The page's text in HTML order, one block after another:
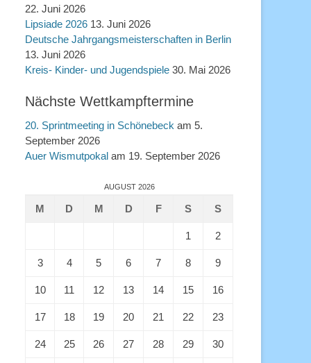
22. Juni 2026
Lipsiade 2026 13. Juni 2026
Deutsche Jahrgangsmeisterschaften in Berlin
13. Juni 2026
Kreis- Kinder- und Jugendspiele 30. Mai 2026
Nächste Wettkampftermine
20. Sprintmeeting in Schönebeck am 5.
September 2026
Auer Wismutpokal am 19. September 2026
AUGUST 2026
M D M D F S S
1 2
3 4 5 6 7 8 9
10 11 12 13 14 15 16
17 18 19 20 21 22 23
24 25 26 27 28 29 30